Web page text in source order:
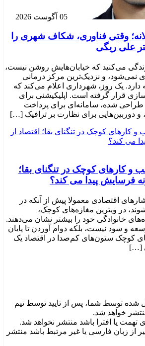
05 آگوست 2026
وقتی فناوری، شکاف شهری را
علی ریگی
می‌کنید که خیابان‌هایش روشن نیست،
نمی‌شود، و نزدیک‌ترین مرکز درمانی
یک روز، شهرداری اعلام می‌کند که
قرار گرفته است. اپلیکیشنی برای
شده، سامانه‌ای برای پرداخت
و دوربین‌هایی برای نظارت بر ترافیک […]
و کارهای کوچک در تنگنای بقا؛
فرسایش پیدا می کند؟
اقتصادی معمولا پیش از آنکه در
در ویترین مغازه‌های کوچک،
خانوادگی خود را بیشتر نشان می‌دهند.
و سود نیست، بلکه دوام آوردن تا پایان
کوچک ستون‌های کم‌صدا در اقتصاد یک
[…]
شده توسط شما، پس از تایید توسط تیم
خواهد شد.
تهمت یا افترا باشد منتشر نخواهد شد.
از زبان فارسی یا غیر مرتبط باشد منتشر